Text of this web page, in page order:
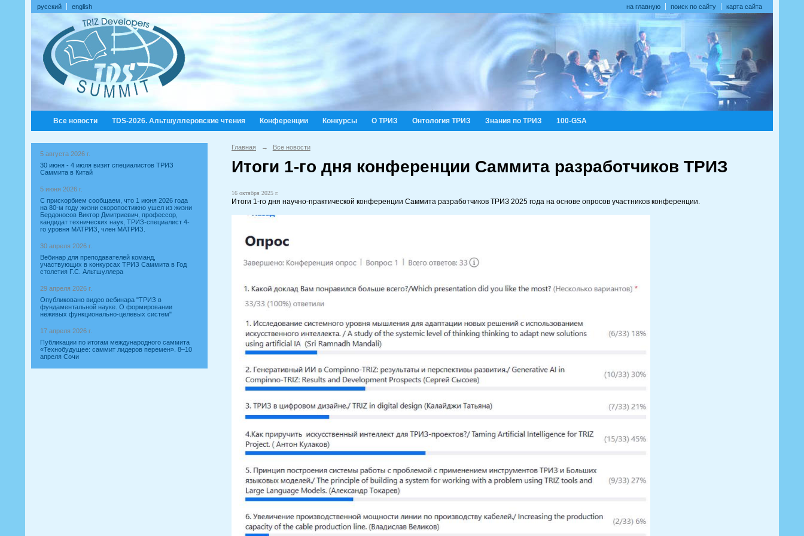
русский english на главную поиск по сайту карта сайта
Все новости TDS-2026. Альтшуллеровские чтения Конференции Конкурсы О ТРИЗ Онтология ТРИЗ Знания по ТРИЗ 100-GSA
5 августа 2026 г.
30 июня - 4 июля визит специалистов ТРИЗ
Саммита в Китай
5 июня 2026 г.
С прискорбием сообщаем, что 1 июня 2026 года
на 80-м году жизни скоропостижно ушел из жизни
Бердоносов Виктор Дмитриевич, профессор,
кандидат технических наук, ТРИЗ-специалист 4-
го уровня МАТРИЗ, член МАТРИЗ.
30 апреля 2026 г.
Вебинар для преподавателей команд,
участвующих в конкурсах ТРИЗ Саммита в Год
столетия Г.С. Альтшуллера
29 апреля 2026 г.
Опубликовано видео вебинара "ТРИЗ в
фундаментальной науке. О формировании
неживых функционально-целевых систем"
17 апреля 2026 г.
Публикации по итогам международного саммита
«Технобудущее: саммит лидеров перемен». 8–10
апреля Сочи
Главная → Все новости
Итоги 1-го дня конференции Саммита разработчиков ТРИЗ
16 октября 2025 г.
Итоги 1-го дня научно-практической конференции Саммита разработчиков ТРИЗ 2025 года на основе опросов участников конференции.